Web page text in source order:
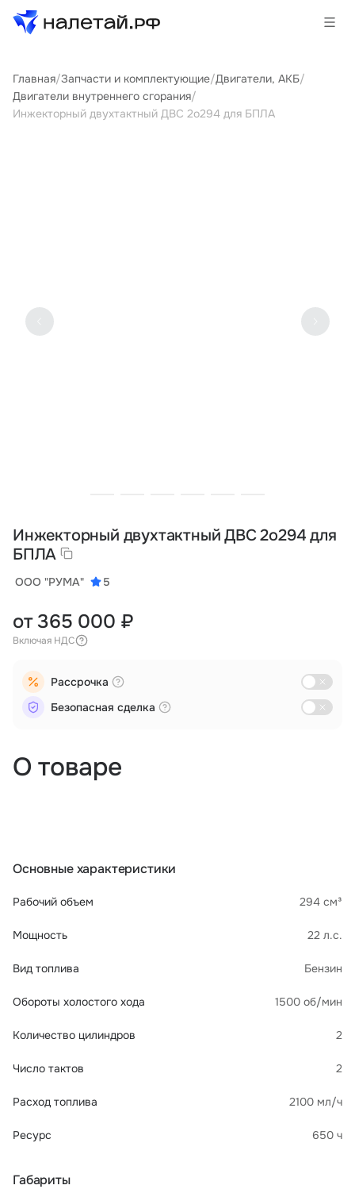
Товары
Услуги
Государственные программы
Партнеры
Главная/Запчасти и комплектующие/Двигатели, АКБ/
Двигатели внутреннего сгорания/
Инжекторный двухтактный ДВС 2о294 для БПЛА
О товаре
Основные характеристики
Рабочий объем 294 см³
Мощность 22 л.с.
Вид топлива Бензин
Обороты холостого хода 1500 об/мин
Количество цилиндров 2
Число тактов 2
Расход топлива 2100 мл/ч
Ресурс 650 ч
Габариты
Инжекторный двухтактный ДВС 2о294 для
БПЛА
ООО "РУМА" 5
от 365 000 ₽
Включая НДС
Рассрочка
Безопасная сделка